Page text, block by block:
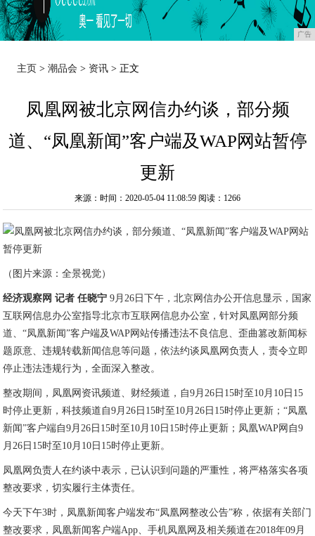
广告
主页 >潮品会 > 资讯 > 正文
凤凰网被北京网信办约谈，部分频
道、“凤凰新闻”客户端及WAP网站暂停
更新
来源：时间：2020-05-04 11:08:59 阅读：1266
（图片来源：全景视觉）
经济观察网 记者 任晓宁9月26日下午，北京网信办公开信息显示，国家
互联网信息办公室指导北京市互联网信息办公室，针对凤凰网部分频
道、“凤凰新闻”客户端及WAP网站传播违法不良信息、歪曲篡改新闻标
题原意、违规转载新闻信息等问题，依法约谈凤凰网负责人，责令立即
停止违法违规行为，全面深入整改。
整改期间，凤凰网资讯频道、财经频道，自9月26日15时至10月10日15
时停止更新，科技频道自9月26日15时至10月26日15时停止更新；“凤凰
新闻”客户端自9月26日15时至10月10日15时停止更新；凤凰WAP网自9
月26日15时至10月10日15时停止更新。
凤凰网负责人在约谈中表示，已认识到问题的严重性，将严格落实各项
整改要求，切实履行主体责任。
今天下午3时，凤凰新闻客户端发布“凤凰网整改公告”称，依据有关部门
整改要求，凤凰新闻客户端App、手机凤凰网及相关频道在2018年09月